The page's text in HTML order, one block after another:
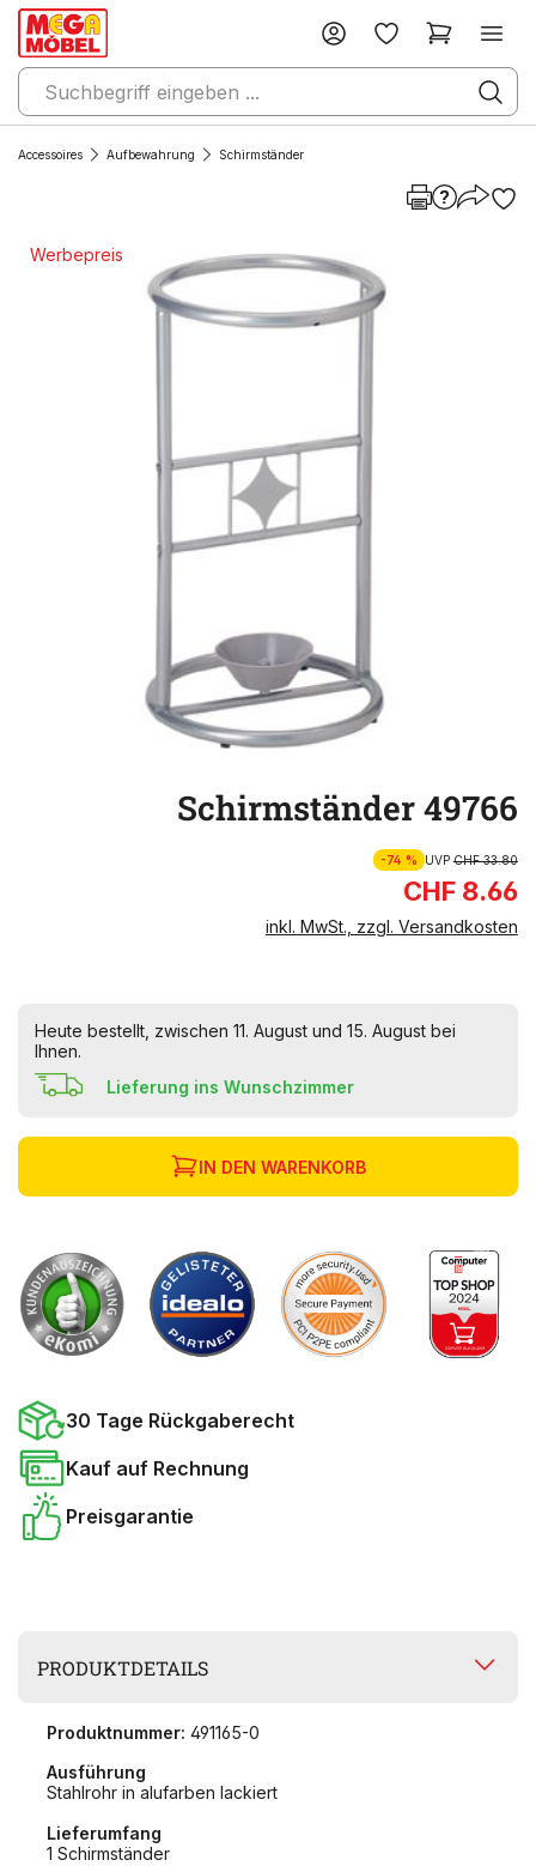
Accessoires Aufbewahrung Schirmständer
Werbepreis
Schirmständer 49766
-74 % UVPCHF 33.80
CHF 8.66
inkl. MwSt., zzgl. Versandkosten
Heute bestellt, zwischen 11. August und 15. August bei
Ihnen.
Lieferung ins Wunschzimmer
IN DEN WARENKORB
30 Tage Rückgaberecht
Kauf auf Rechnung
Preisgarantie
PRODUKTDETAILS
Produktnummer: 491165-0
Ausführung
Stahlrohr in alufarben lackiert
Lieferumfang
1 Schirmständer